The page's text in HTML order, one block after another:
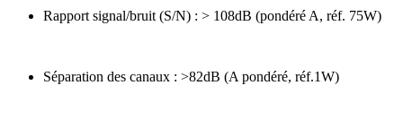
Rapport signal/bruit (S/N) : > 108dB (pondéré A, réf. 75W)
Séparation des canaux : >82dB (A pondéré, réf.1W)